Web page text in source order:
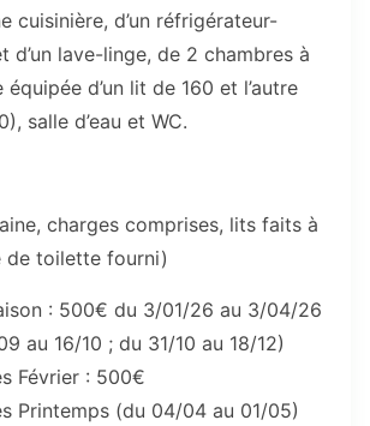
cuisinière, d’un réfrigérateur-
d’un lave-linge, de 2 chambres à
équipée d’un lit de 160 et l’autre
salle d’eau et WC.
charges comprises, lits faits à
de toilette fourni)
: 500€ du 3/01/26 au 3/04/26
au 16/10 ; du 31/10 au 18/12)
Février : 500€
Printemps (du 04/04 au 01/05)